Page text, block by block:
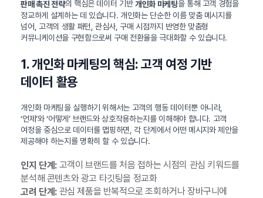
판매 촉진 전략의 핵심은 데이터 기반개인화 마케팅을 통해 고객 경험을
정교하게 설계하는 데 있습니다. 개인화는 단순한 이름 맞춤 메시지를
넘어, 고객의 생활 패턴, 관심사, 구매 시점까지 반영한 맞춤형
커뮤니케이션을 구현함으로써 구매 전환율을 극대화할 수 있습니다.
1. 개인화 마케팅의 핵심: 고객 여정 기반
데이터 활용
개인화 마케팅을 실행하기 위해서는 고객의 행동 데이터뿐 아니라,
‘언제’와 ‘어떻게’ 브랜드와 상호작용하는지를 이해해야 합니다. 고객
여정을 중심으로 데이터를 맵핑하면, 각 단계에서 어떤 메시지와 제안을
제공해야 하는지를 명확히 할 수 있습니다.
인지 단계:고객이 브랜드를 처음 접하는 시점의 관심 키워드를
분석해 콘텐츠와 광고 타깃팅을 정교화
고려 단계:관심 제품을 반복적으로 조회하거나 장바구니에